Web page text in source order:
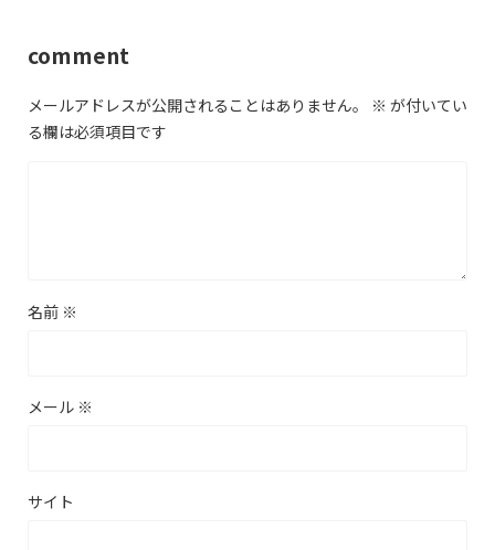
comment
メールアドレスが公開されることはありません。 ※ が付いてい
る欄は必須項目です
名前 ※
メール ※
サイト